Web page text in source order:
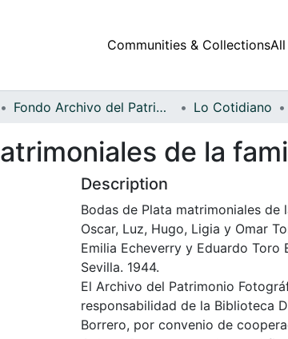
Communities & Collections
Fondo Archivo del Patrimonio Fotográfico y Fílmico del Valle del Cauca Lo Cotidiano
de la
Description
Bodas de Plata matrimoniales de
Oscar, Luz, Hugo, Ligia y Omar
Emilia Echeverry y Eduardo Toro
Sevilla. 1944.
El Archivo del Patrimonio
responsabilidad de la Biblioteca
Borrero, por convenio de